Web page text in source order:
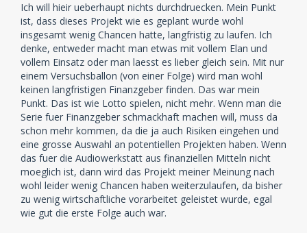
Ich will hieir ueberhaupt nichts durchdruecken. Mein Punkt
ist, dass dieses Projekt wie es geplant wurde wohl
insgesamt wenig Chancen hatte, langfristig zu laufen. Ich
denke, entweder macht man etwas mit vollem Elan und
vollem Einsatz oder man laesst es lieber gleich sein. Mit nur
einem Versuchsballon (von einer Folge) wird man wohl
keinen langfristigen Finanzgeber finden. Das war mein
Punkt. Das ist wie Lotto spielen, nicht mehr. Wenn man die
Serie fuer Finanzgeber schmackhaft machen will, muss da
schon mehr kommen, da die ja auch Risiken eingehen und
eine grosse Auswahl an potentiellen Projekten haben. Wenn
das fuer die Audiowerkstatt aus finanziellen Mitteln nicht
moeglich ist, dann wird das Projekt meiner Meinung nach
wohl leider wenig Chancen haben weiterzulaufen, da bisher
zu wenig wirtschaftliche vorarbeitet geleistet wurde, egal
wie gut die erste Folge auch war.